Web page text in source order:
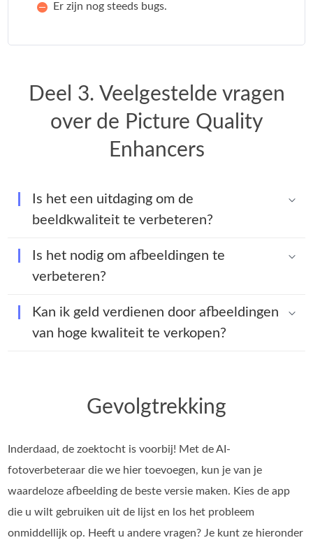
Er zijn nog steeds bugs.
Deel 3. Veelgestelde vragen
over de Picture Quality
Enhancers
Is het een uitdaging om de
beeldkwaliteit te verbeteren?
Is het nodig om afbeeldingen te
verbeteren?
Kan ik geld verdienen door afbeeldingen
van hoge kwaliteit te verkopen?
Gevolgtrekking
Inderdaad, de zoektocht is voorbij! Met de AI-
fotoverbeteraar die we hier toevoegen, kun je van je
waardeloze afbeelding de beste versie maken. Kies de app
die u wilt gebruiken uit de lijst en los het probleem
onmiddellijk op. Heeft u andere vragen? Je kunt ze hieronder